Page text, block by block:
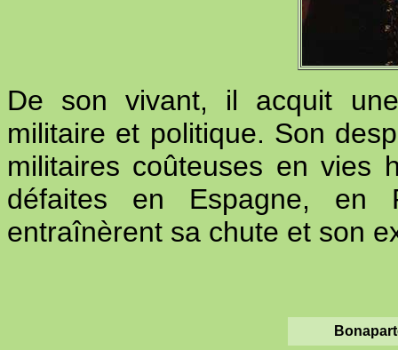
De son vivant, il acquit
militaire et politique. Son
militaires coûteuses en vies
défaites en Espagne, en
entraînèrent sa chute et son